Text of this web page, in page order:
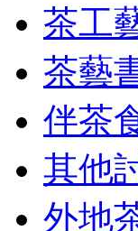
茶工
茶藝
伴茶
其他
外地